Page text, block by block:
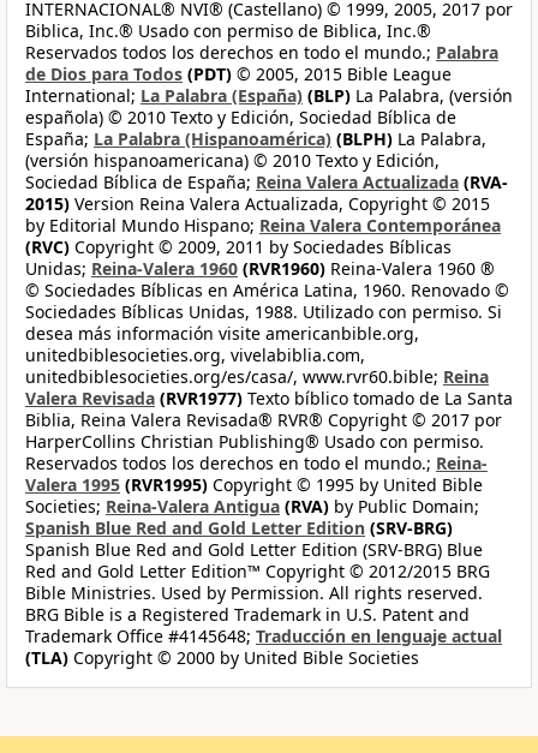
INTERNACIONAL® NVI® (Castellano) © 1999, 2005, 2017 por
Biblica, Inc.® Usado con permiso de Biblica, Inc.®
Reservados todos los derechos en todo el mundo.; Palabra
de Dios para Todos (PDT) © 2005, 2015 Bible League
International; La Palabra (España) (BLP) La Palabra, (versión
española) © 2010 Texto y Edición, Sociedad Bíblica de
España; La Palabra (Hispanoamérica) (BLPH) La Palabra,
(versión hispanoamericana) © 2010 Texto y Edición,
Sociedad Bíblica de España; Reina Valera Actualizada (RVA-
2015) Version Reina Valera Actualizada, Copyright © 2015
by Editorial Mundo Hispano; Reina Valera Contemporánea
(RVC) Copyright © 2009, 2011 by Sociedades Bíblicas
Unidas; Reina-Valera 1960 (RVR1960) Reina-Valera 1960 ®
© Sociedades Bíblicas en América Latina, 1960. Renovado ©
Sociedades Bíblicas Unidas, 1988. Utilizado con permiso. Si
desea más información visite americanbible.org,
unitedbiblesocieties.org, vivelabiblia.com,
unitedbiblesocieties.org/es/casa/, www.rvr60.bible; Reina
Valera Revisada (RVR1977) Texto bíblico tomado de La Santa
Biblia, Reina Valera Revisada® RVR® Copyright © 2017 por
HarperCollins Christian Publishing® Usado con permiso.
Reservados todos los derechos en todo el mundo.; Reina-
Valera 1995 (RVR1995) Copyright © 1995 by United Bible
Societies; Reina-Valera Antigua (RVA) by Public Domain;
Spanish Blue Red and Gold Letter Edition (SRV-BRG)
Spanish Blue Red and Gold Letter Edition (SRV-BRG) Blue
Red and Gold Letter Edition™ Copyright © 2012/2015 BRG
Bible Ministries. Used by Permission. All rights reserved.
BRG Bible is a Registered Trademark in U.S. Patent and
Trademark Office #4145648; Traducción en lenguaje actual
(TLA) Copyright © 2000 by United Bible Societies